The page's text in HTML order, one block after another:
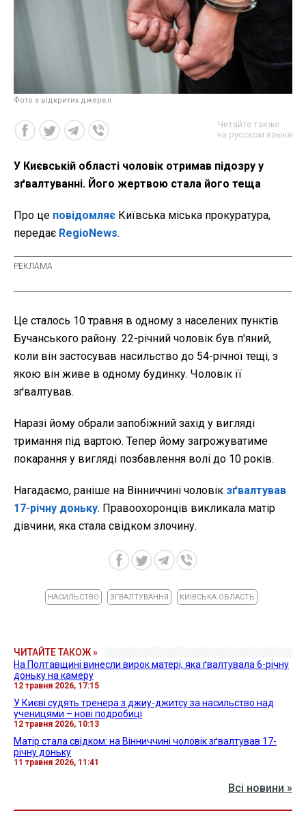
Фото з відкритих джерел
Читайте также
на русском языке
У Києвській області чоловік отримав підозру у
зґвалтуванні. Його жертвою стала його теща
Про це повідомляє Київська міська прокуратура,
передає RegioNews.
Це сталось 10 травня в одному з населених пунктів
Бучанського району. 22-річний чоловік був п'яний,
коли він застосував насильство до 54-річної тещі, з
якою він живе в одному будинку. Чоловік її
зґвалтував.
Наразі йому обрали запобіжний захід у вигляді
тримання під вартою. Тепер йому загрожуватиме
покарання у вигляді позбавлення волі до 10 років.
Нагадаємо, раніше на Вінниччині чоловік зґвалтував
17-річну доньку. Правоохоронців викликала матір
дівчини, яка стала свідком злочину.
НАСИЛЬСТВО ЗГВАЛТУВАННЯ КИЇВСЬКА ОБЛАСТЬ
ЧИТАЙТЕ ТАКОЖ »
На Полтавщині винесли вирок матері, яка ґвалтувала 6-річну
доньку на камеру
12 травня 2026, 17:15
У Києві судять тренера з джиу-джитсу за насильство над
ученицями – нові подробиці
12 травня 2026, 10:13
Матір стала свідком: на Вінниччині чоловік зґвалтував 17-
річну доньку
11 травня 2026, 11:41
Всі новини »